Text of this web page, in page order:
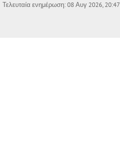
Τελευταία ενημέρωση: 08 Αυγ 2026, 20:47